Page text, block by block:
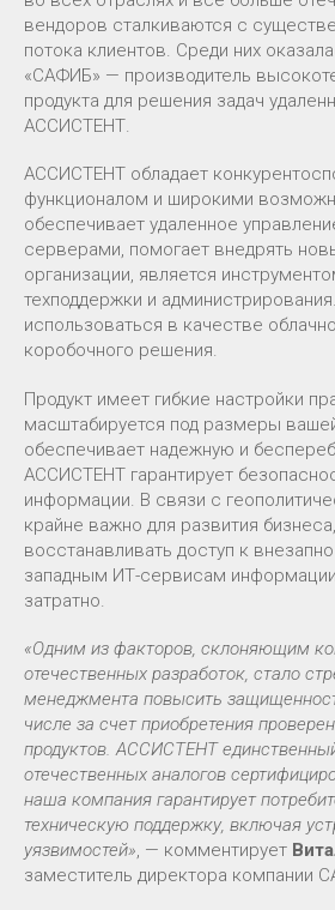
вендоров сталкиваются с
потока клиентов. Среди них
«САФИБ» — производитель
продукта для решения задач
АССИСТЕНТ.
АССИСТЕНТ обладает
функционалом и широкими
обеспечивает удаленное
серверами, помогает внедрять
организации, является
техподдержки и
использоваться в качестве
коробочного решения.
Продукт имеет гибкие настройки
масштабируется под размеры
обеспечивает надежную и
АССИСТЕНТ гарантирует
информации. В связи с
крайне важно для развития
восстанавливать доступ к
западным ИТ-сервисам
затратно.
«Одним из факторов, склоняющим
отечественных разработок, стало
менеджмента повысить
числе за счет приобретения
продуктов. АССИСТЕНТ
отечественных аналогов
наша компания гарантирует
техническую поддержку, включая
уязвимостей», — комментирует
заместитель директора компании